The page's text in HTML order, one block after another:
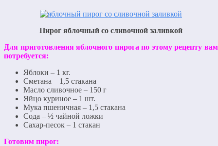
Пирог яблочный со сливочной заливкой
Для приготовления яблочного пирога по этому рецепту вам
потребуется:
Яблоки – 1 кг.
Сметана – 1,5 стакана
Масло сливочное – 150 г
Яйцо куриное – 1 шт.
Мука пшеничная – 1,5 стакана
Сода – ½ чайной ложки
Сахар-песок – 1 стакан
Готовим пирог: